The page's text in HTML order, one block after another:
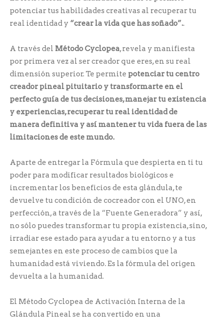
potenciar tus habilidades creativas al recuperar tu
real identidad y “crear la vida que has soñado”..
A través del Método Cyclopea, revela y manifiesta
por primera vez al ser creador que eres, en su real
dimensión superior. Te permite potenciar tu centro
creador pineal pituitario y transformarte en el
perfecto guía de tus decisiones, manejar tu existencia
y experiencias, recuperar tu real identidad de
manera definitiva y así mantener tu vida fuera de las
limitaciones de este mundo.
Aparte de entregar la Fórmula que despierta en ti tu
poder para modificar resultados biológicos e
incrementar los beneficios de esta glándula, te
devuelve tu condición de cocreador con el UNO, en
perfección, a través de la “Fuente Generadora” y así,
no sólo puedes transformar tu propia existencia, sino,
irradiar ese estado para ayudar a tu entorno y a tus
semejantes en este proceso de cambios que la
humanidad está viviendo. Es la fórmula del origen
devuelta a la humanidad.
El Método Cyclopea de Activación Interna de la
Glándula Pineal se ha convertido en una